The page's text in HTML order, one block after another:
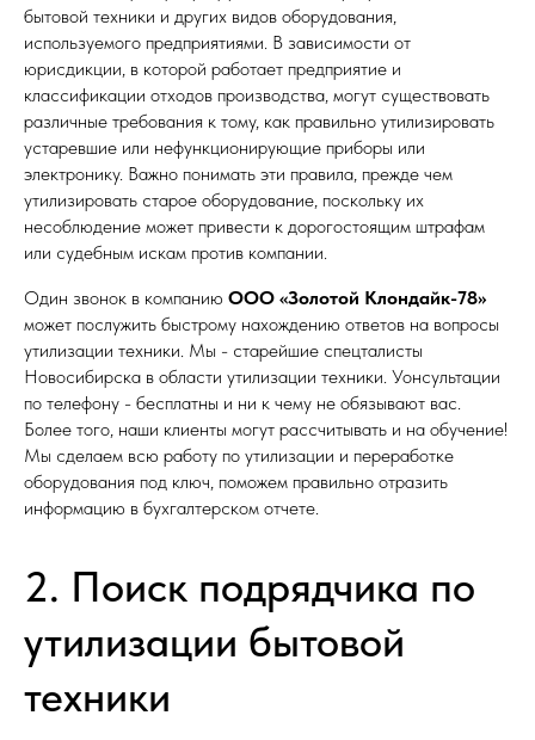
бытовой техники и других видов оборудования,
используемого предприятиями. В зависимости от
юрисдикции, в которой работает предприятие и
классификации отходов производства, могут существовать
различные требования к тому, как правильно утилизировать
устаревшие или нефункционирующие приборы или
электронику. Важно понимать эти правила, прежде чем
утилизировать старое оборудование, поскольку их
несоблюдение может привести к дорогостоящим штрафам
или судебным искам против компании.
Один звонок в компанию ООО «Золотой Клондайк-78»
может послужить быстрому нахождению ответов на вопросы
утилизации техники. Мы - старейшие спецталисты
Новосибирска в области утилизации техники. Уонсультации
по телефону - бесплатны и ни к чему не обязывают вас.
Более того, наши клиенты могут рассчитывать и на обучение!
Мы сделаем всю работу по утилизации и переработке
оборудования под ключ, поможем правильно отразить
информацию в бухгалтерском отчете.
2. Поиск подрядчика по
утилизации бытовой
техники